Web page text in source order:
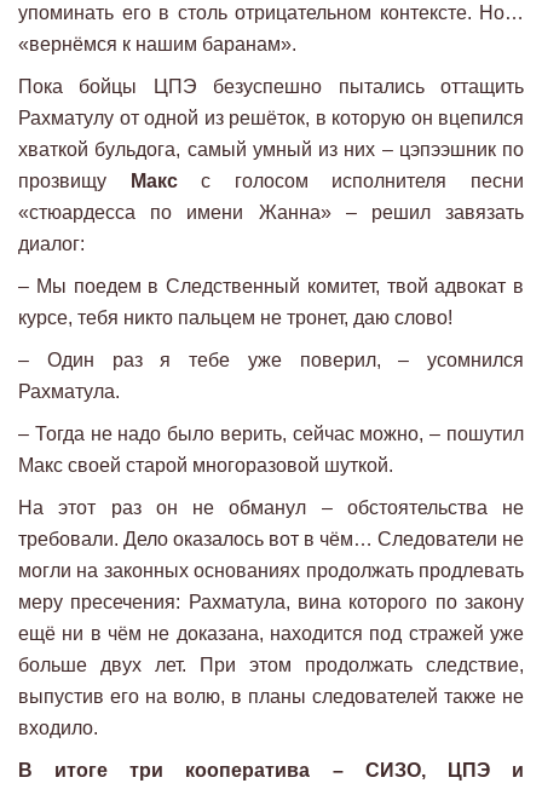
упоминать его в столь отрицательном контексте. Но…
«вернёмся к нашим баранам».
Пока бойцы ЦПЭ безуспешно пытались оттащить
Рахматулу от одной из решёток, в которую он вцепился
хваткой бульдога, самый умный из них – цэпээшник по
прозвищу
Максс голосом исполнителя песни
«стюардесса по имени Жанна» – решил завязать
диалог:
– Мы поедем в Следственный комитет, твой адвокат в
курсе, тебя никто пальцем не тронет, даю слово!
– Один раз я тебе уже поверил, – усомнился
Рахматула.
– Тогда не надо было верить, сейчас можно, – пошутил
Макс своей старой многоразовой шуткой.
На этот раз он не обманул – обстоятельства не
требовали. Дело оказалось вот в чём… Следователи не
могли на законных основаниях продолжать продлевать
меру пресечения: Рахматула, вина которого по закону
ещё ни в чём не доказана, находится под стражей уже
больше двух лет. При этом продолжать следствие,
выпустив его на волю, в планы следователей также не
входило.
В итоге три кооператива – СИЗО, ЦПЭ и